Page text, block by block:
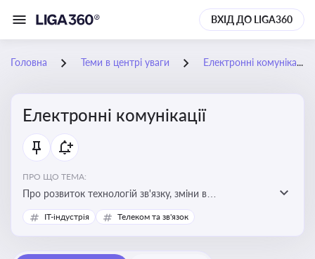
ВХІД ДО LIGA360
Головна Теми в центрі уваги Електронні комунікації
Електронні комунікації
ПРО ЩО ТЕМА:
Про розвиток технологій зв'язку, зміни в
законодавстві, регулювання ринку телекомунікацій,
інновації в сфері мобільних та інтернет-послуг
IT-індустрія Телеком та зв'язок